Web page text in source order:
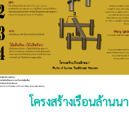
โครงสร้างเรือนล้านนา